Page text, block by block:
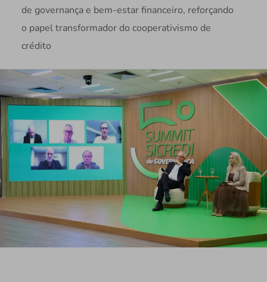
de governança e bem-estar financeiro, reforçando
o papel transformador do cooperativismo de
crédito